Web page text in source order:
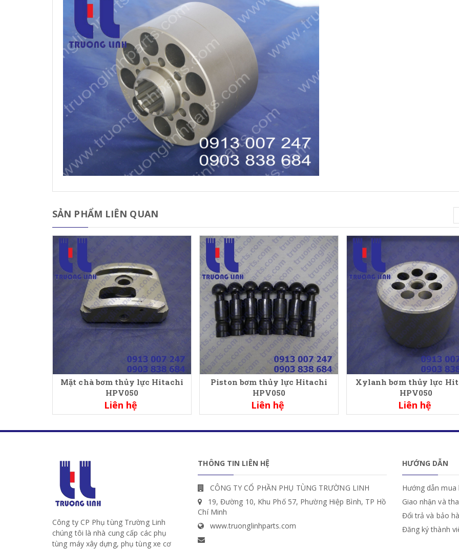
SẢN PHẨM LIÊN QUAN
Mặt chà bơm thủy lực Hitachi
HPV050
Liên hệ
Piston bơm thủy lực Hitachi
HPV050
Liên hệ
Xylanh bơm thủy lực
HPV050
Liên hệ
Công ty CP Phụ tùng Trường Linh
chúng tôi là nhà cung cấp các phụ
tùng máy xây dựng, phụ tùng xe cơ
THÔNG TIN LIÊN HỆ
CÔNG TY CỔ PHẦN PHỤ TÙNG TRƯỜNG LINH
19, Đường 10, Khu Phố 57, Phường Hiệp Bình, TP Hồ
Chí Minh
www.truonglinhparts.com
HƯỚNG DẪN
Hướng dẫn mua
Giao nhận và
Đổi trả và bảo
Đăng ký thành